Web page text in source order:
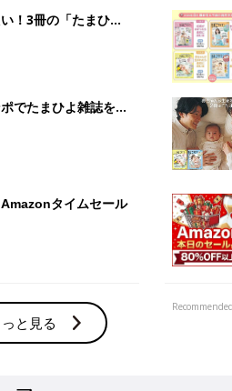
！3冊の「たまひ
でたまひよ雑誌を買
【期間限定】
Amazonタイムセール
と見る